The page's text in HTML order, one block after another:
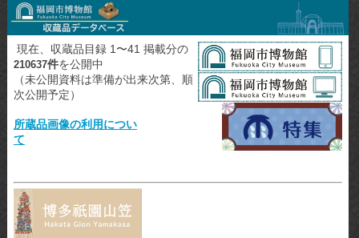
現在、収蔵品目録 1〜41 掲載分の
210637件を公開中
（未公開資料は準備が出来次第、順
次公開予定）
所蔵品画像の利用につい
て